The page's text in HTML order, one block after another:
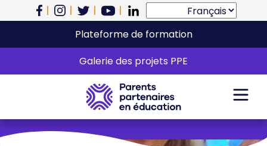
Plateforme de formation
Galerie des projets PPE
Katherine Bond